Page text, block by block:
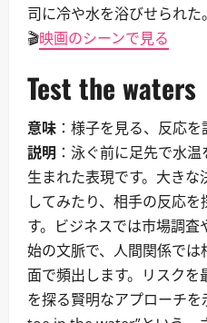
司に冷や水を浴びせられた。
🎬映画のシーンで見る
Test the waters
意味 ：様子を見る、反応を
説明 ：泳ぐ前に足先で水
生まれた表現です。大き
してみたり、相手の反応
す。ビジネスでは市場調
始の文脈で、人間関係で
面で頻出します。リスク
を探る賢明なアプローチを